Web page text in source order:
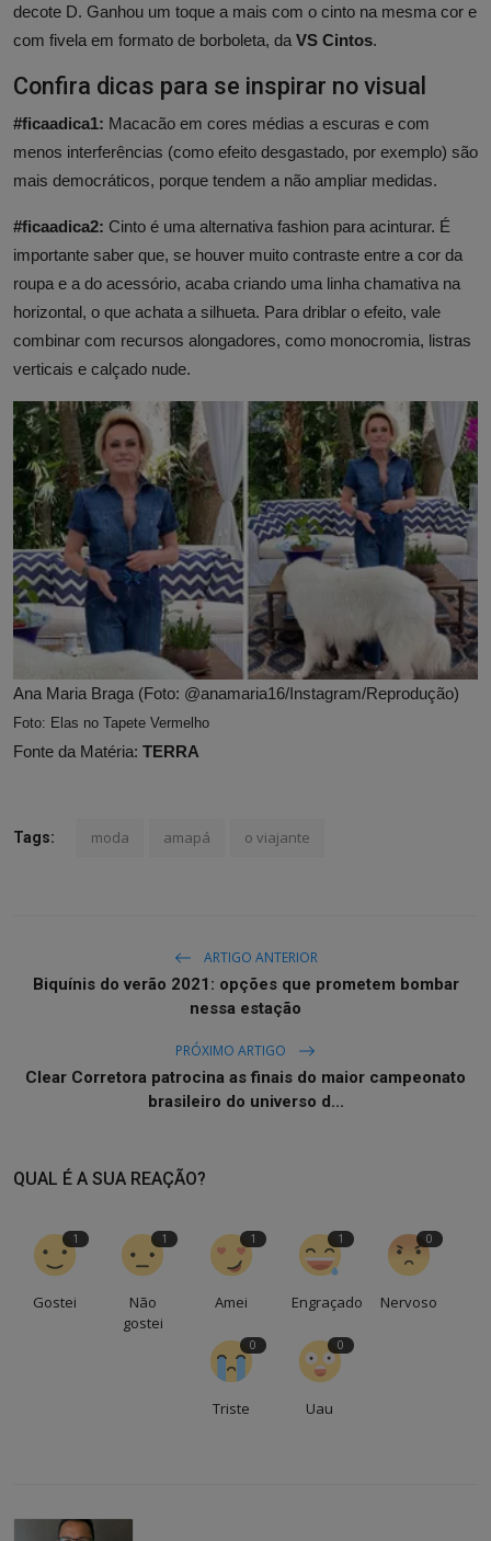
decote D. Ganhou um toque a mais com o cinto na mesma cor e
com fivela em formato de borboleta, da VS Cintos.
Confira dicas para se inspirar no visual
#ficaadica1: Macacão em cores médias a escuras e com
menos interferências (como efeito desgastado, por exemplo) são
mais democráticos, porque tendem a não ampliar medidas.
#ficaadica2: Cinto é uma alternativa fashion para acinturar. É
importante saber que, se houver muito contraste entre a cor da
roupa e a do acessório, acaba criando uma linha chamativa na
horizontal, o que achata a silhueta. Para driblar o efeito, vale
combinar com recursos alongadores, como monocromia, listras
verticais e calçado nude.
Ana Maria Braga (Foto: @anamaria16/Instagram/Reprodução)
Foto: Elas no Tapete Vermelho
Fonte da Matéria: TERRA
Tags: moda amapá o viajante
ARTIGO ANTERIOR
Biquínis do verão 2021: opções que prometem bombar
nessa estação
PRÓXIMO ARTIGO
Clear Corretora patrocina as finais do maior campeonato
brasileiro do universo d...
QUAL É A SUA REAÇÃO?
1
Gostei
1
Não
gostei
1
Amei
1
Engraçado
0
Nervoso
0
Triste
0
Uau